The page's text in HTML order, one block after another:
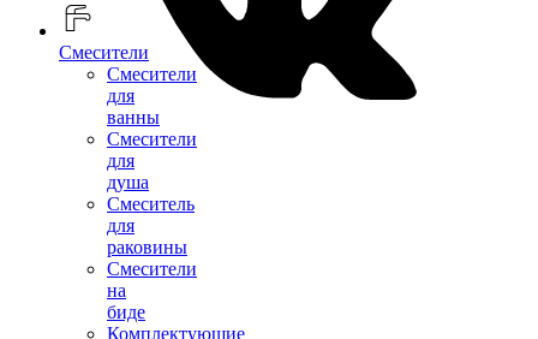
Смесители
Смесители
для
ванны
Смесители
для
душа
Смеситель
для
раковины
Смесители
на
биде
Комплектующие